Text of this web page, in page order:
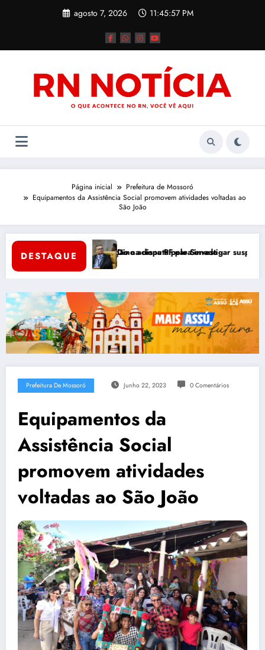
agosto 7, 2026 11:45:57 PM
Página inicial
Prefeitura de Mossoró
Equipamentos da Assistência Social promovem atividades voltadas ao
São João
DESTAQUE
e chamam atenção na disputa pelo Senado
Dino aciona PF para investigar suspeitas de fraude
Prefeitura De Mossoró Junho 22, 2023 0 Comentários
Equipamentos da
Assistência Social
promovem atividades
voltadas ao São João